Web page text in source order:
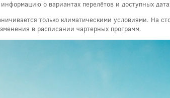
о вариантах перелётов и доступных
только климатическими условиями. На
в расписании чартерных программ.